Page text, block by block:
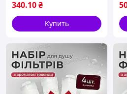
340.10₴
Купить